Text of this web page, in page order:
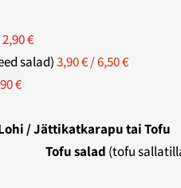
2,90 €
salad)3,90 € / 6,50 €
€
/ Jättikatkarapu tai Tofu
(tofu